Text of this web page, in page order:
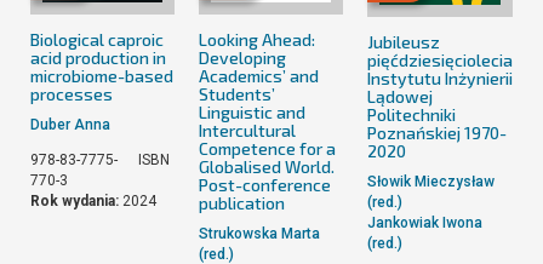
Biological caproic
acid production in
microbiome-based
processes
Duber Anna
978-83-7775-
770-3
ISBN
Rok wydania: 2024
Looking Ahead:
Developing
Academics’ and
Students’
Linguistic and
Intercultural
Competence for a
Globalised World.
Post-conference
publication
Strukowska Marta
(red.)
Jubileusz
pięćdziesięciolecia
Instytutu Inżynierii
Lądowej
Politechniki
Poznańskiej 1970-
2020
Słowik Mieczysław
(red.)
Jankowiak Iwona
(red.)